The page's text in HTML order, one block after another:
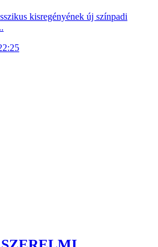
kisregényének új színpadi